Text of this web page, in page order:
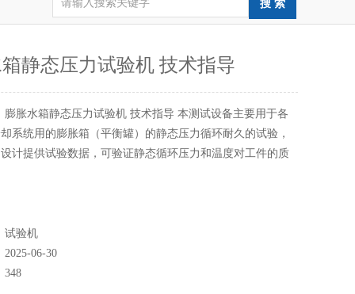
静态压力试验机 技术指导
膨胀水箱静态压力试验机 技术指导 本测试设备主要用于各
系统用的膨胀箱（平衡罐）的静态压力循环耐久的试验，
计提供试验数据，可验证静态循环压力和温度对工件的质
试验机
2025-06-30
348